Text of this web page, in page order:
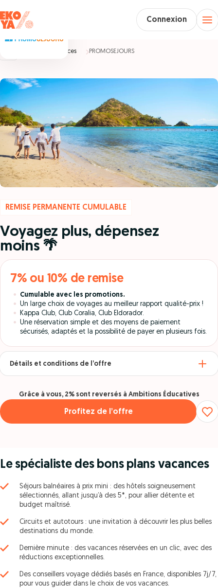
Connexion
Vacances PROMOSEJOURS
Le spécialiste des bons plans vacances
Séjours balnéaires à prix mini : des hôtels soigneusement
sélectionnés, allant jusqu’à des 5*, pour allier détente et
budget maîtrisé.
Circuits et autotours : une invitation à découvrir les plus belles
destinations du monde.
Dernière minute : des vacances réservées en un clic, avec des
réductions exceptionnelles.
Des conseillers voyage dédiés basés en France, disponibles 7j/7,
pour vous guider dans le choix de vos vacances.
REMISE PERMANENTE CUMULABLE
Voyagez plus, dépensez
moins 🌴
7% ou 10% de remise
Cumulable avec les promotions.
Un large choix de voyages au meilleur rapport qualité-prix !
Kappa Club, Club Coralia, Club Eldorador.
Une réservation simple et des moyens de paiement
sécurisés, adaptés et la possibilité de payer en plusieurs fois.
Détails et conditions de l’offre
Profitez de l’offre
Grâce à vous, 2% sont reversés à Ambitions Éducatives